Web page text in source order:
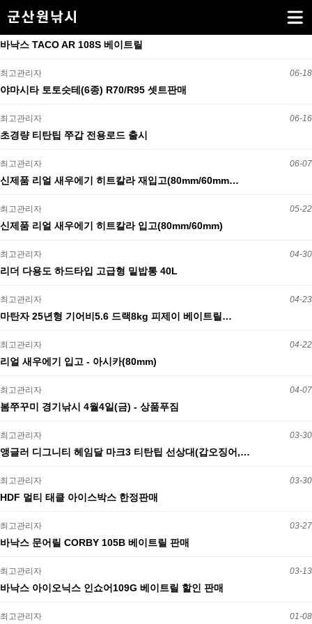
바낙스 TACO AR 108S 베이트릴
최고관리자 06-18
야마시타 토토슷테(6종) R70/R95 셋트판매
최고관리자 06-16
초경량 티탄팁 쭈갑 전용로드 출시
최고관리자 06-07
신제품 리얼 새우에기 히트칼라 재입고(80mm/60mm…
최고관리자 05-22
신제품 리얼 새우에기 히트칼라 입고(80mm/60mm)
최고관리자 04-30
리더 다용도 하드타입 고급형 밑밥통 40L
최고관리자 04-23
마탄자 25년형 기어비5.6 드랙8kg 피제이 베이트릴…
최고관리자 04-22
리얼 새우에기 입고 - 아시카(80mm)
최고관리자 04-07
봄쭈꾸미 경기낚시 4월4일(금) - 상품푸짐
최고관리자 03-30
앵글러 디그니티 헤임달 마크3 티탄팁 선상대(갑오징어,…
최고관리자 03-30
HDF 멀티 태클 아이스박스 한정판매
최고관리자 03-27
바낙스 문어릴 CORBY 105B 베이트릴 판매
최고관리자 03-13
바낙스 아이오닉스 인쇼어109G 베이트릴 할인 판매
최고관리자 01-08